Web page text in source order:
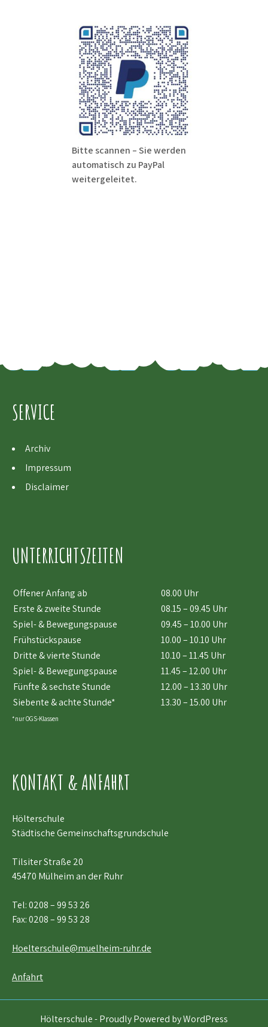
Bitte scannen – Sie werden
automatisch zu PayPal
weitergeleitet.
SERVICE
Archiv
Impressum
Disclaimer
UNTERRICHTSZEITEN
Offener Anfang ab
08.00 Uhr
Erste & zweite Stunde
08.15 – 09.45 Uhr
Spiel- & Bewegungspause
09.45 – 10.00 Uhr
Frühstückspause
10.00 – 10.10 Uhr
Dritte & vierte Stunde
10.10 – 11.45 Uhr
Spiel- & Bewegungspause
11.45 – 12.00 Uhr
Fünfte & sechste Stunde
12.00 – 13.30 Uhr
Siebente & achte Stunde*
13.30 – 15.00 Uhr
*nur OGS-Klassen
KONTAKT & ANFAHRT
Hölterschule
Städtische Gemeinschaftsgrundschule
Tilsiter Straße 20
45470 Mülheim an der Ruhr
Tel:0208 – 99 53 26
Fax: 0208 – 99 53 28
Hoelterschule@muelheim-ruhr.de
Anfahrt
Hölterschule - Proudly Powered by WordPress